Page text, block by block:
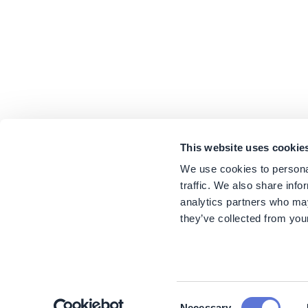
This website uses
We use cookies to
traffic. We also share
analytics partners who
they’ve collected from